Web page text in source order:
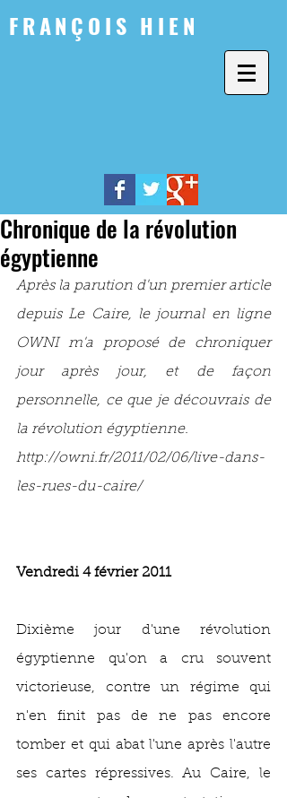
FRANÇOIS HIEN
Chronique de la révolution
égyptienne
Après la parution d'un premier article
depuis Le Caire, le journal en ligne
OWNI m'a proposé de chroniquer
jour après jour, et de façon
personnelle, ce que je découvrais de
la révolution égyptienne.
http://owni.fr/2011/02/06/live-dans-
les-rues-du-caire/
Vendredi 4 février 2011
Dixième jour d'une révolution
égyptienne qu'on a cru souvent
victorieuse, contre un régime qui
n'en finit pas de ne pas encore
tomber et qui abat l'une après l'autre
ses cartes répressives. Au Caire, le